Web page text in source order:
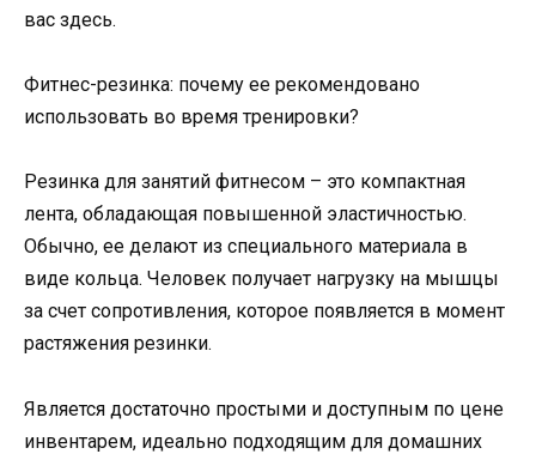
вас здесь.
Фитнес-резинка: почему ее рекомендовано
использовать во время тренировки?
Резинка для занятий фитнесом – это компактная
лента, обладающая повышенной эластичностью.
Обычно, ее делают из специального материала в
виде кольца. Человек получает нагрузку на мышцы
за счет сопротивления, которое появляется в момент
растяжения резинки.
Является достаточно простыми и доступным по цене
инвентарем, идеально подходящим для домашних